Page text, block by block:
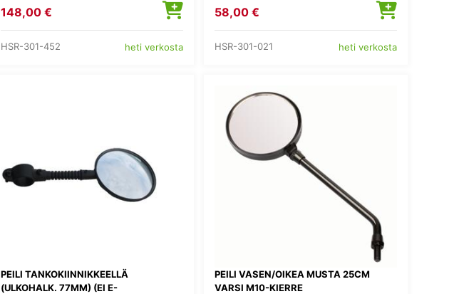
148,00 €
HSR-301-452 heti verkosta
58,00 €
HSR-301-021 heti verkosta
PEILI TANKOKIINNIKKEELLÄ
(ULKOHALK. 77MM) (EI E-
PEILI VASEN/OIKEA MUSTA 25CM
VARSI M10-KIERRE